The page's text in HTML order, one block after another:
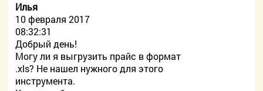
Илья
10 февраля 2017
08:32:31
Добрый день!
Могу ли я выгрузить прайс в формат
.xls? Не нашел нужного для этого
инструмента.